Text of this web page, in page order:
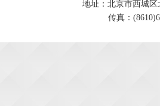
地址：北京市西城区
传真：